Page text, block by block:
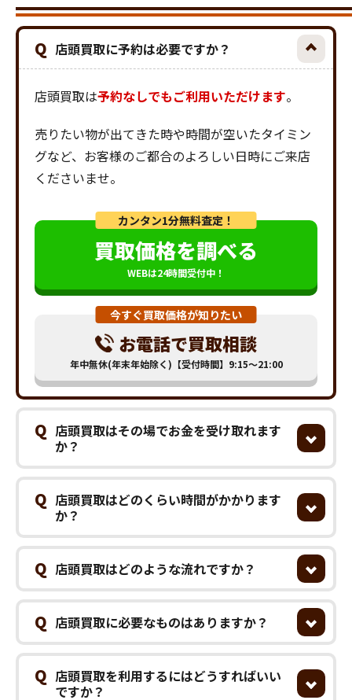
Q 店頭買取に予約は必要ですか？
店頭買取は予約なしでもご利用いただけます。
売りたい物が出てきた時や時間が空いたタイミン
グなど、お客様のご都合のよろしい日時にご来店
くださいませ。
カンタン1分無料査定！
買取価格を調べる
WEBは24時間受付中！
今すぐ買取価格が知りたい
お電話で買取相談
年中無休(年末年始除く)【受付時間】9:15～21:00
Q 店頭買取はその場でお金を受け取れます
か？
Q 店頭買取はどのくらい時間がかかります
か？
Q 店頭買取はどのような流れですか？
Q 店頭買取に必要なものはありますか？
Q 店頭買取を利用するにはどうすればいい
ですか？